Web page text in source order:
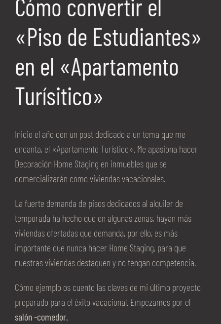
Cómo convertir el
«Piso de Estudiantes»
en el «Apartamento
Turísitico»
Inicio el año con un post dedicado a un tema que me
encanta, el «Apartamento Turístico». Me apasiona hacer
Decoración Home Staging en inmuebles que se
comercializarán como viviendas vacacionales.
La fuerte demanda de pisos dedicados al alquiler de
temporada ha hecho que en algunas zonas, hayan más
viviendas ofertadas que demanda, por ello, es más
importante que nunca hacer Home Staging, para que
nuestras viviendas destaquen y no tengan competencia.
Cómo ejemplo os cuento las claves de mi último proyecto
preparado para el éxito vacacional. Empezamos por el
salón -comedor.